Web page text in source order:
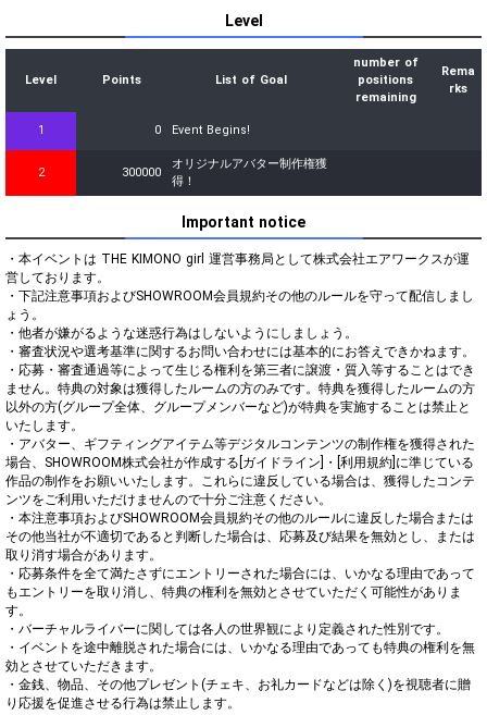
Level
Level Points List of Goal
number of
positions
remaining
Rema
rks
1 0 Event Begins!
2 300000
オリジナルアバター制作権獲
得！
Important notice
・本イベントは THE KIMONO girl 運営事務局として株式会社エアワークスが運
営しております。
・下記注意事項およびSHOWROOM会員規約その他のルールを守って配信しまし
ょう。
・他者が嫌がるような迷惑行為はしないようにしましょう。
・審査状況や選考基準に関するお問い合わせには基本的にお答えできかねます。
・応募・審査通過等によって生じる権利を第三者に譲渡・質入等することはでき
ません。特典の対象は獲得したルームの方のみです。特典を獲得したルームの方
以外の方(グループ全体、グループメンバーなど)が特典を実施することは禁止と
いたします。
・アバター、ギフティングアイテム等デジタルコンテンツの制作権を獲得された
場合、SHOWROOM株式会社が作成する[ガイドライン]・[利用規約]に準じている
作品の制作をお願いいたします。これらに違反している場合は、獲得したコンテ
ンツをご利用いただけませんので十分ご注意ください。
・本注意事項およびSHOWROOM会員規約その他のルールに違反した場合または
その他当社が不適切であると判断した場合は、応募及び結果を無効とし、または
取り消す場合があります。
・応募条件を全て満たさずにエントリーされた場合には、いかなる理由であって
もエントリーを取り消し、特典の権利を無効とさせていただく可能性がありま
す。
・バーチャルライバーに関しては各人の世界観により定義された性別です。
・イベントを途中離脱された場合には、いかなる理由であっても特典の権利を無
効とさせていただきます。
・金銭、物品、その他プレゼント(チェキ、お礼カードなどは除く)を視聴者に贈
り応援を促進させる行為は禁止します。